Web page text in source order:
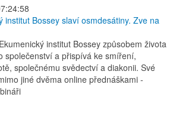
institut Bossey způsobem života
společenství a přispívá ke smíření,
společnému svědectví a diakonii. Své
jiné dvěma online přednáškami -